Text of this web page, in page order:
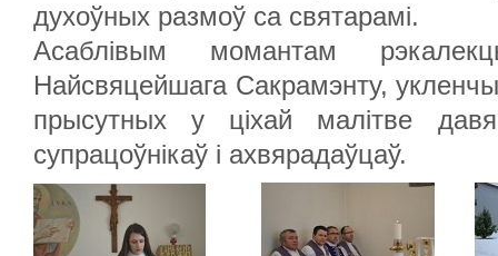
духоўных размоў са святарамі.
Асаблівым момантам
Найсвяцейшага Сакрамэнту,
прысутных у ціхай малітве
супрацоўнікаў і ахвярадаўцаў.